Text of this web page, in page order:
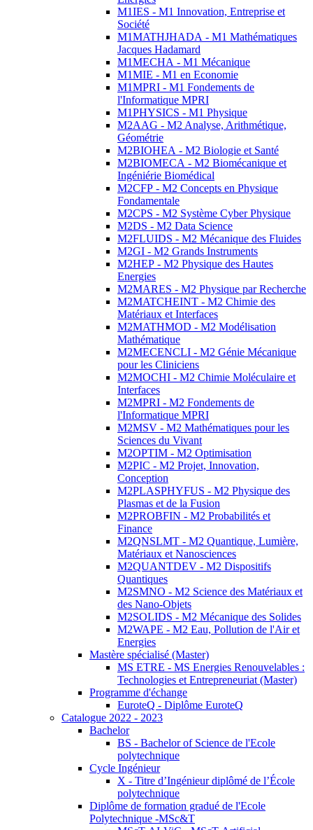
M1IES - M1 Innovation, Entreprise et
Société
M1MATHJHADA - M1 Mathématiques
Jacques Hadamard
M1MECHA - M1 Mécanique
M1MIE - M1 en Economie
M1MPRI - M1 Fondements de
l'Informatique MPRI
M1PHYSICS - M1 Physique
M2AAG - M2 Analyse, Arithmétique,
Géométrie
M2BIOHEA - M2 Biologie et Santé
M2BIOMECA - M2 Biomécanique et
Ingéniérie Biomédical
M2CFP - M2 Concepts en Physique
Fondamentale
M2CPS - M2 Système Cyber Physique
M2DS - M2 Data Science
M2FLUIDS - M2 Mécanique des Fluides
M2GI - M2 Grands Instruments
M2HEP - M2 Physique des Hautes
Energies
M2MARES - M2 Physique par Recherche
M2MATCHEINT - M2 Chimie des
Matériaux et Interfaces
M2MATHMOD - M2 Modélisation
Mathématique
M2MECENCLI - M2 Génie Mécanique
pour les Cliniciens
M2MOCHI - M2 Chimie Moléculaire et
Interfaces
M2MPRI - M2 Fondements de
l'Informatique MPRI
M2MSV - M2 Mathématiques pour les
Sciences du Vivant
M2OPTIM - M2 Optimisation
M2PIC - M2 Projet, Innovation,
Conception
M2PLASPHYFUS - M2 Physique des
Plasmas et de la Fusion
M2PROBFIN - M2 Probabilités et
Finance
M2QNSLMT - M2 Quantique, Lumière,
Matériaux et Nanosciences
M2QUANTDEV - M2 Dispositifs
Quantiques
M2SMNO - M2 Science des Matériaux et
des Nano-Objets
M2SOLIDS - M2 Mécanique des Solides
M2WAPE - M2 Eau, Pollution de l'Air et
Energies
Mastère spécialisé (Master)
MS ETRE - MS Energies Renouvelables :
Technologies et Entrepreneuriat (Master)
Programme d'échange
EuroteQ - Diplôme EuroteQ
Catalogue 2022 - 2023
Bachelor
BS - Bachelor of Science de l'Ecole
polytechnique
Cycle Ingénieur
X - Titre d’Ingénieur diplômé de l’École
polytechnique
Diplôme de formation gradué de l'Ecole
Polytechnique -MSc&T